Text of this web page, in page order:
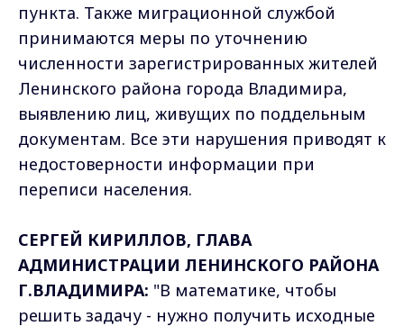
пункта. Также миграционной службой
принимаются меры по уточнению
численности зарегистрированных жителей
Ленинского района города Владимира,
выявлению лиц, живущих по поддельным
документам. Все эти нарушения приводят к
недостоверности информации при
переписи населения.
СЕРГЕЙ КИРИЛЛОВ, ГЛАВА
АДМИНИСТРАЦИИ ЛЕНИНСКОГО РАЙОНА
Г.ВЛАДИМИРА: "В математике, чтобы
решить задачу - нужно получить исходные